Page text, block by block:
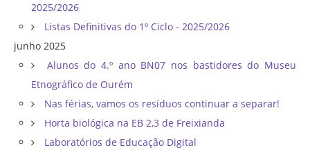
2025/2026
Listas Definitivas do 1º Ciclo - 2025/2026
junho 2025
Alunos do 4.º ano BN07 nos bastidores do Museu
Etnográfico de Ourém
Nas férias, vamos os resíduos continuar a separar!
Horta biológica na EB 2,3 de Freixianda
Laboratórios de Educação Digital